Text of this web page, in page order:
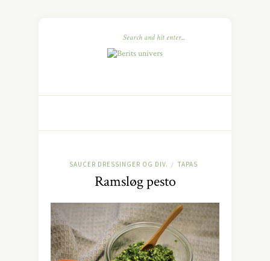
SAUCER DRESSINGER OG DIV. / TAPAS
Ramsløg pesto